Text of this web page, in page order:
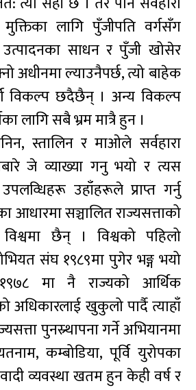
लागि पुँजीपति वर्गसँग
उत्पादनका साधन र पुँजी खोसेर
अधीनमा ल्याउनैपर्छ, त्यो बाहेक
विकल्प छदैछैन् । अन्य विकल्प
लागि सबै भ्रम मात्रै हुन ।
स्तालिन र माओले सर्वहारा
जे व्याख्या गनु भयो र त्यस
उहाँहरूले प्राप्त गर्नु
आधारमा सञ्चालित राज्यसत्ताको
विश्वमा छैन् । विश्वको पहिलो
संघ १९८९मा पुगेर भङ्ग भयो
मा नै राज्यको आर्थिक
अधिकारलाई खुकुलो पार्दै त्याहाँ
पुनस्र्थापना गर्ने अभियानमा
कम्बोडिया, पूर्वि युरोपका
व्यवस्था खतम हुन केही वर्ष र